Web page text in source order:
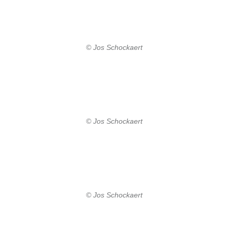
© Jos Schockaert
© Jos Schockaert
© Jos Schockaert